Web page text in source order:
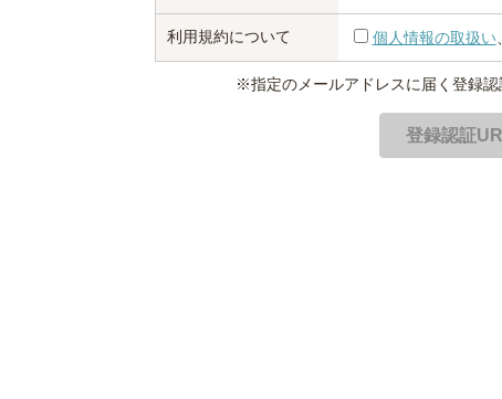
利用規約について 個人情報の取扱い、
※指定のメールアドレスに届く登録認